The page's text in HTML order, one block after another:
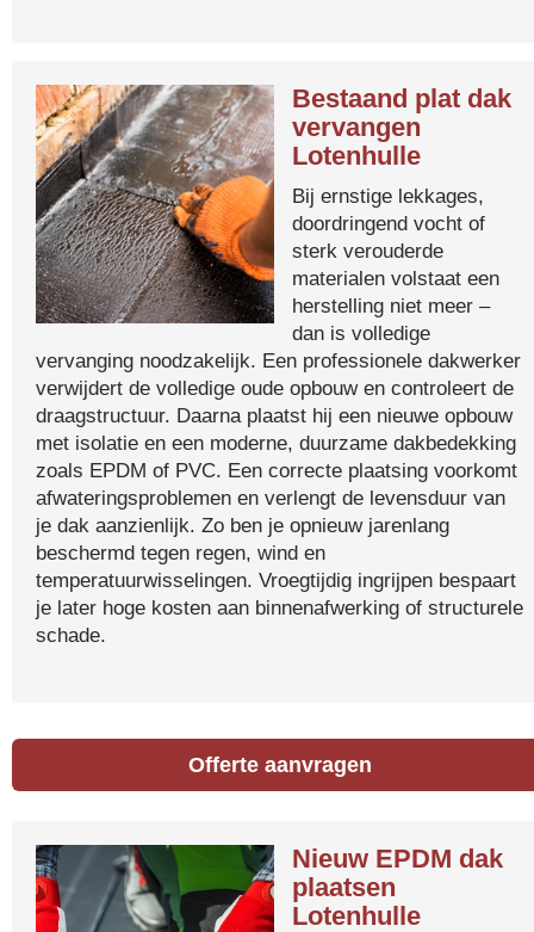
Bestaand plat dak
vervangen
Lotenhulle
Bij ernstige lekkages,
doordringend vocht of
sterk verouderde
materialen volstaat een
herstelling niet meer –
dan is volledige
vervanging noodzakelijk. Een professionele dakwerker
verwijdert de volledige oude opbouw en controleert de
draagstructuur. Daarna plaatst hij een nieuwe opbouw
met isolatie en een moderne, duurzame dakbedekking
zoals EPDM of PVC. Een correcte plaatsing voorkomt
afwateringsproblemen en verlengt de levensduur van
je dak aanzienlijk. Zo ben je opnieuw jarenlang
beschermd tegen regen, wind en
temperatuurwisselingen. Vroegtijdig ingrijpen bespaart
je later hoge kosten aan binnenafwerking of structurele
schade.
Offerte aanvragen
Nieuw EPDM dak
plaatsen
Lotenhulle